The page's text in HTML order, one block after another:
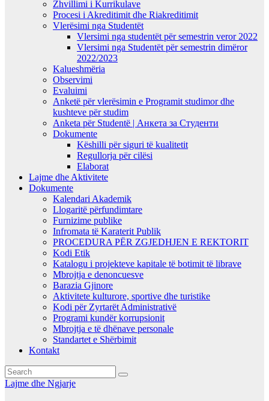
Zhvillimi i Kurrikulave
Procesi i Akreditimit dhe Riakreditimit
Vlerësimi nga Studentët
Vlersimi nga studentët për semestrin veror 2022
Vlersimi nga Studentët për semestrin dimëror
2022/2023
Kalueshmëria
Observimi
Evaluimi
Anketë për vlerësimin e Programit studimor dhe
kushteve për studim
Anketa për Studentë | Анкета за Студенти
Dokumente
Këshilli për siguri të kualitetit
Regullorja për cilësi
Elaborat
Lajme dhe Aktivitete
Dokumente
Kalendari Akademik
Llogaritë përfundimtare
Furnizime publike
Infromata të Karaterit Publik
PROCEDURA PËR ZGJEDHJEN E REKTORIT
Kodi Etik
Katalogu i projekteve kapitale të botimit të librave
Mbrojtja e denoncuesve
Barazia Gjinore
Aktivitete kulturore, sportive dhe turistike
Kodi për Zyrtarët Administrativë
Programi kundër korrupsionit
Mbrojtja e të dhënave personale
Standartet e Shërbimit
Kontakt
Lajme dhe Ngjarje